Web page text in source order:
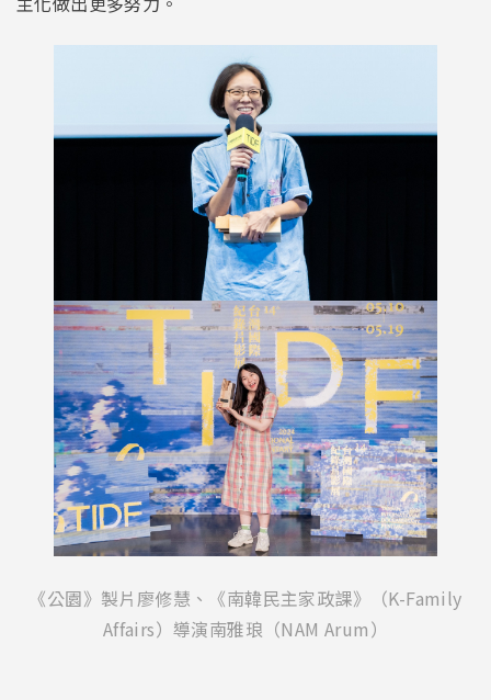
《公園》製片廖修慧、《南韓民主家政課》（K-Family
Affairs）導演南雅琅（NAM Arum）